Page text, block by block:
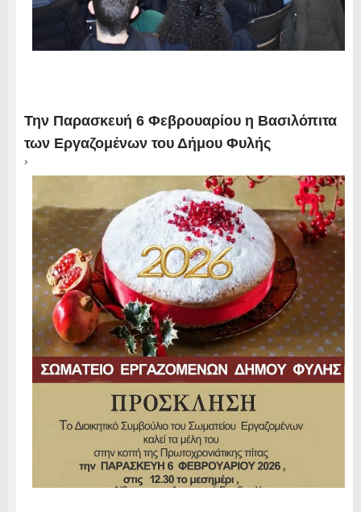
Την Παρασκευή 6 Φεβρουαρίου η Βασιλόπιτα
των Εργαζομένων του Δήμου Φυλής
›